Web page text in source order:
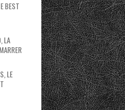
BEST
LA
LE